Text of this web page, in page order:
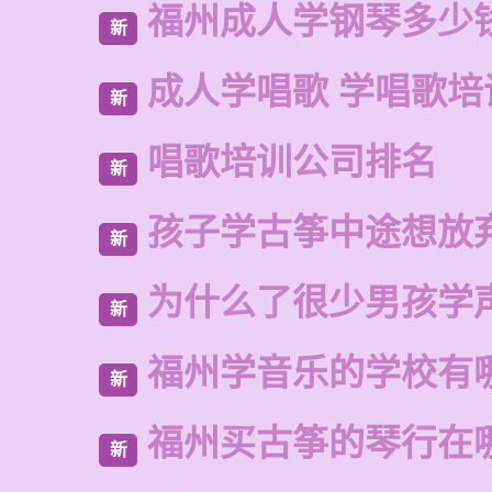
新 福州成人学钢琴多少
新 成人学唱歌 学唱歌
新 唱歌培训公司排名
新 孩子学古筝中途想放
新 为什么了很少男孩学
新 福州学音乐的学校有
新 福州买古筝的琴行在